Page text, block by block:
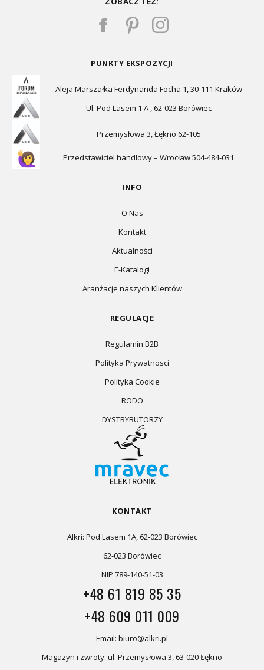
PUNKTY EKSPOZYCJI
Aleja Marszałka Ferdynanda Focha 1, 30-111 Kraków
Ul. Pod Lasem 1 A , 62-023 Borówiec
Przemysłowa 3, Łękno 62-105
Przedstawiciel handlowy – Wrocław 504-484-031
INFO
O Nas
Kontakt
Aktualności
E-Katalogi
Aranżacje naszych Klientów
REGULACJE
Regulamin B2B
Polityka Prywatnosci
Polityka Cookie
RODO
DYSTRYBUTORZY
KONTAKT
Alkri: Pod Lasem 1A, 62-023 Borówiec
62-023 Borówiec
NIP 789-140-51-03
+48 61 819 85 35
+48 609 011 009
Email: biuro@alkri.pl
Magazyn i zwroty: ul. Przemysłowa 3, 63-020 Łękno